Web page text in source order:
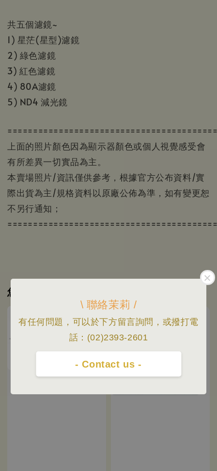
\ 聯絡茉莉 /
有任何問題，可以於下方留言詢問，或撥打電
話：(02)2393-2601
- Contact us -
共五個濾鏡~
1) 星茫(星型)濾鏡
2) 綠色濾鏡
3) 紅色濾鏡
4) 80A濾鏡
5) ND4 減光鏡
上面的照片顏色因為顯示器顏色或個人視覺感受會
有所差異一切實品為主。
本賣場照片/資訊僅供參考，根據官方公布資料/實
際出貨為主/規格資料以原廠公佈為準，如有變更恕
不另行通知；
您可能也喜歡